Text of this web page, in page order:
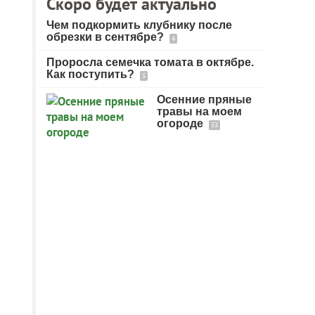
Чем подкормить клубнику после
обрезки в сентябре?
4
Проросла семечка томата в октябре.
Как поступить?
5
Осенние пряные
травы на моем
огороде
53